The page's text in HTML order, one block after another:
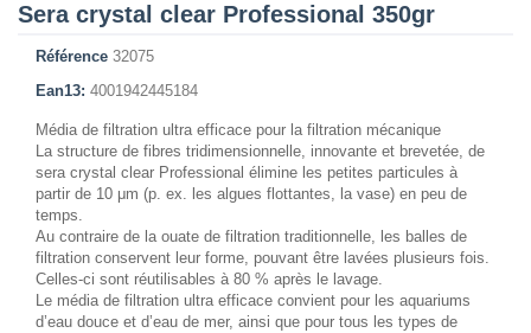
Sera crystal clear Professional 350gr
Référence 32075
Ean13: 4001942445184
Média de filtration ultra efficace pour la filtration mécanique
La structure de fibres tridimensionnelle, innovante et brevetée, de
sera crystal clear Professional élimine les petites particules à
partir de 10 μm (p. ex. les algues flottantes, la vase) en peu de
temps.
Au contraire de la ouate de filtration traditionnelle, les balles de
filtration conservent leur forme, pouvant être lavées plusieurs fois.
Celles-ci sont réutilisables à 80 % après le lavage.
Le média de filtration ultra efficace convient pour les aquariums
d’eau douce et d’eau de mer, ainsi que pour tous les types de